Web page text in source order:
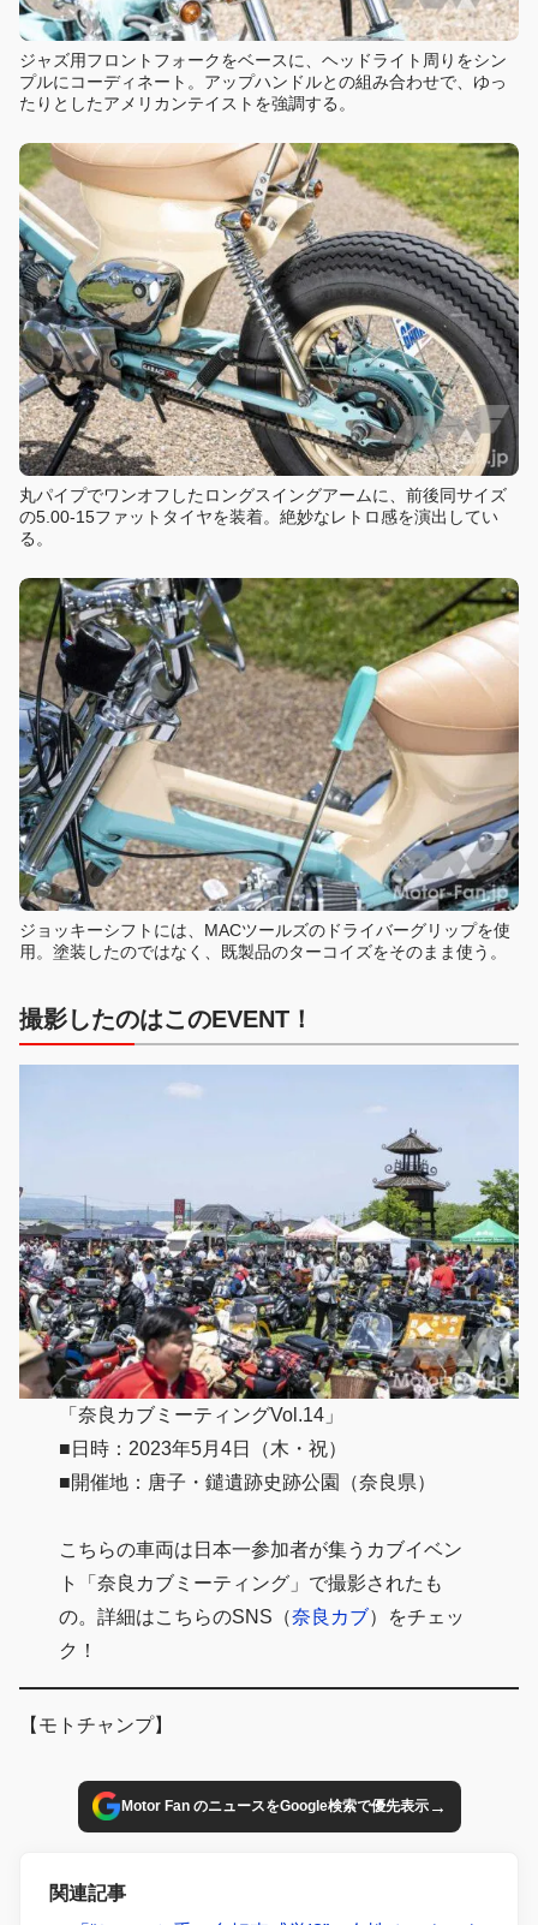
ジャズ用フロントフォークをベースに、ヘッドライト周りをシン
プルにコーディネート。アップハンドルとの組み合わせで、ゆっ
たりとしたアメリカンテイストを強調する。
丸パイプでワンオフしたロングスイングアームに、前後同サイズ
の5.00-15ファットタイヤを装着。絶妙なレトロ感を演出してい
る。
ジョッキーシフトには、MACツールズのドライバーグリップを使
用。塗装したのではなく、既製品のターコイズをそのまま使う。
撮影したのはこのEVENT！
「奈良カブミーティングVol.14」
■日時：2023年5月4日（木・祝）
■開催地：唐子・鑓遺跡史跡公園（奈良県）
こちらの車両は日本一参加者が集うカブイベン
ト「奈良カブミーティング」で撮影されたも
の。詳細はこちらのSNS（奈良カブ）をチェッ
ク！
【モトチャンプ】
Motor Fan のニュースをGoogle検索で優先表示→
関連記事